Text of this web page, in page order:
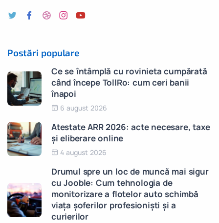
Postări populare
Ce se întâmplă cu rovinieta cumpărată
când începe TollRo: cum ceri banii
înapoi
6 august 2026
Atestate ARR 2026: acte necesare, taxe
și eliberare online
4 august 2026
Drumul spre un loc de muncă mai sigur
cu Jooble: Cum tehnologia de
monitorizare a flotelor auto schimbă
viața șoferilor profesioniști și a
curierilor